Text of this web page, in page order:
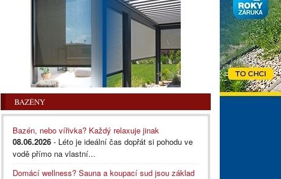
BAZÉNY
Bazén, nebo vířivka? Každý relaxuje jinak
08.06.2026 - Léto je ideální čas dopřát si pohodu ve
vodě přímo na vlastní...
Domácí wellness? Sauna a koupací sud jsou základ